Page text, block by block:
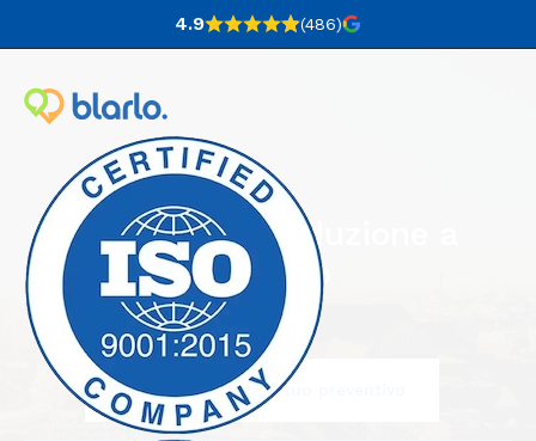
4.9 (486)
Agenzia di traduzione a
Monaco
Scrivici e richiedi il tuo preventivo